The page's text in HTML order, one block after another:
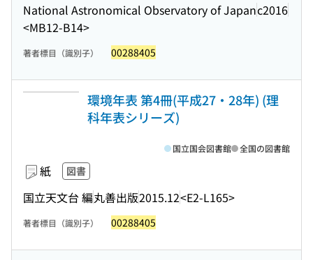
National Astronomical Observatory of Japanc2016
<MB12-B14>
著者標目（識別子） 00288405
環境年表 第4冊(平成27・28年) (理
科年表シリーズ)
紙 図書
国立天文台 編丸善出版2015.12<E2-L165>
国立国会図書館 全国の図書館
著者標目（識別子） 00288405